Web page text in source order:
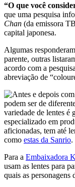
“O que você
que uma pesquisa
Chan (da emissora
capital japonesa.
Algumas
parente, outras
acordo com a
abreviação de
podem ser de
variedade de lentes é
especializado em
aficionadas, tem até
como estas da Sanrio.
Para a Embaixadora
usam as lentes para
quais as personagens